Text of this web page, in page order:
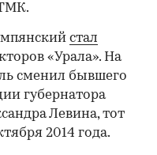
стал
«Урала». На
сменил бывшего
губернатора
Левина, тот
2014 года.